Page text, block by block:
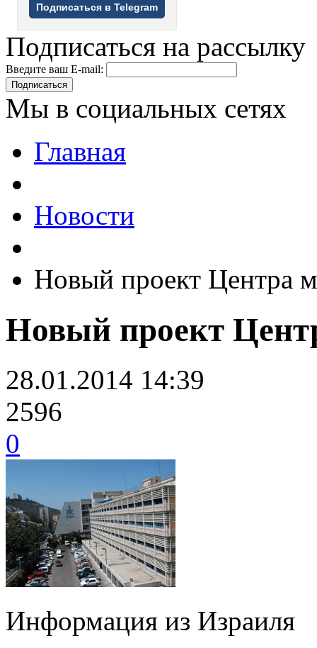
Подписаться в Telegram
Подписаться на рассылку
Введите ваш E-mail:
Подписаться
Мы в социальных сетях
Главная
Новости
Новый проект Центра
Новый проект
28.01.2014 14:39
2596
0
Информация из Израиля